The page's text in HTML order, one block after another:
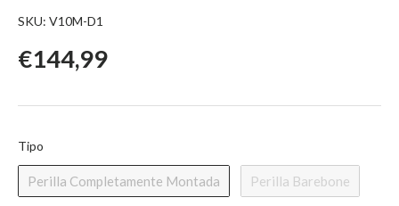
SKU: V10M-D1
Precio regular
€144,99
Tipo
Perilla Completamente Montada Perilla Barebone